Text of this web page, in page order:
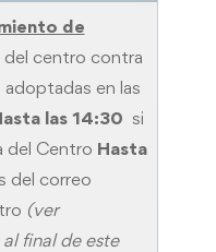
de
del centro contra
en las
las 14:30 si
del Centro Hasta
del correo
(ver
final de este